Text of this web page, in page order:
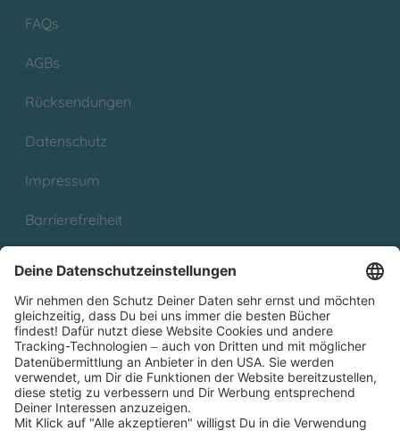
FAQs
AGBs
Rücksendungen
Datenschutz
Impressum
Barrierefreiheit
Partnerprogramm (Affiliate)
Folge uns auf